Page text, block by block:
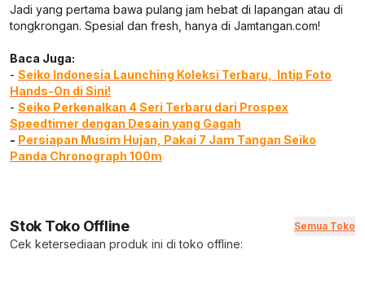
Jadi yang pertama bawa pulang jam hebat di lapangan atau di
tongkrongan. Spesial dan fresh, hanya di Jamtangan.com!
Baca Juga:
- Seiko Indonesia Launching Koleksi Terbaru, Intip Foto
Hands-On di Sini!
- Seiko Perkenalkan 4 Seri Terbaru dari Prospex
Speedtimer dengan Desain yang Gagah
- Persiapan Musim Hujan, Pakai 7 Jam Tangan Seiko
Panda Chronograph 100m
Stok Toko Offline Semua Toko
Cek ketersediaan produk ini di toko offline: